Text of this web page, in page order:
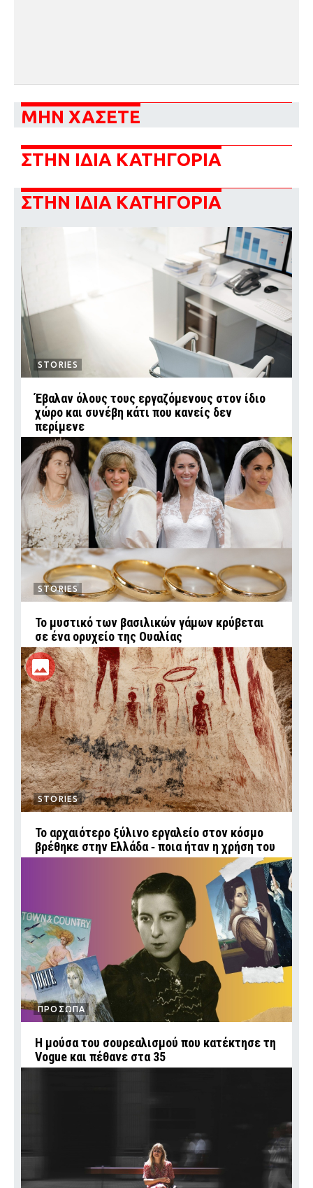
ΜΗΝ ΧΑΣΕΤΕ
ΣΤΗΝ ΙΔΙΑ ΚΑΤΗΓΟΡΙΑ
ΣΤΗΝ ΙΔΙΑ ΚΑΤΗΓΟΡΙΑ
STORIES
Έβαλαν όλους τους εργαζόμενους στον ίδιο
χώρο και συνέβη κάτι που κανείς δεν
περίμενε
STORIES
Το μυστικό των βασιλικών γάμων κρύβεται
σε ένα ορυχείο της Ουαλίας
STORIES
Το αρχαιότερο ξύλινο εργαλείο στον κόσμο
βρέθηκε στην Ελλάδα ‑ ποια ήταν η χρήση του
ΠΡΟΣΩΠΑ
Η μούσα του σουρεαλισμού που κατέκτησε τη
Vogue και πέθανε στα 35